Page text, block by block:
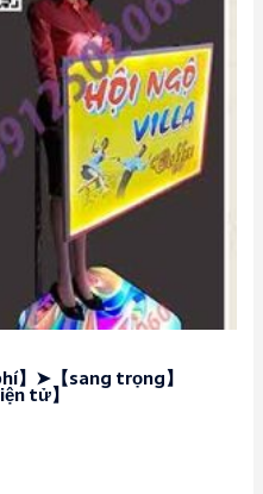
】➤【sang trọng】
tử】